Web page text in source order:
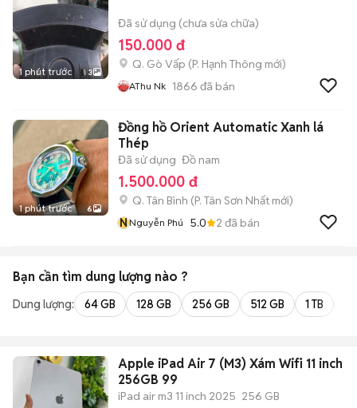
1 phút trước 3
Đã sử dụng (chưa sửa chữa)
150.000 đ
Q. Gò Vấp (P. Hạnh Thông mới)
AThu Nk 1866 đã bán
1 phút trước 6
Đồng hồ Orient Automatic Xanh lá
Thép
Đã sử dụng Đồ nam
1.500.000 đ
Q. Tân Bình (P. Tân Sơn Nhất mới)
NNguyễn Phú 5.0 2 đã bán
Bạn cần tìm dung lượng nào ?
Dung lượng: 64 GB 128 GB 256 GB 512 GB 1 TB
Apple iPad Air 7 (M3) Xám Wifi 11 inch
256GB 99
iPad air m3 11 inch 2025 256 GB